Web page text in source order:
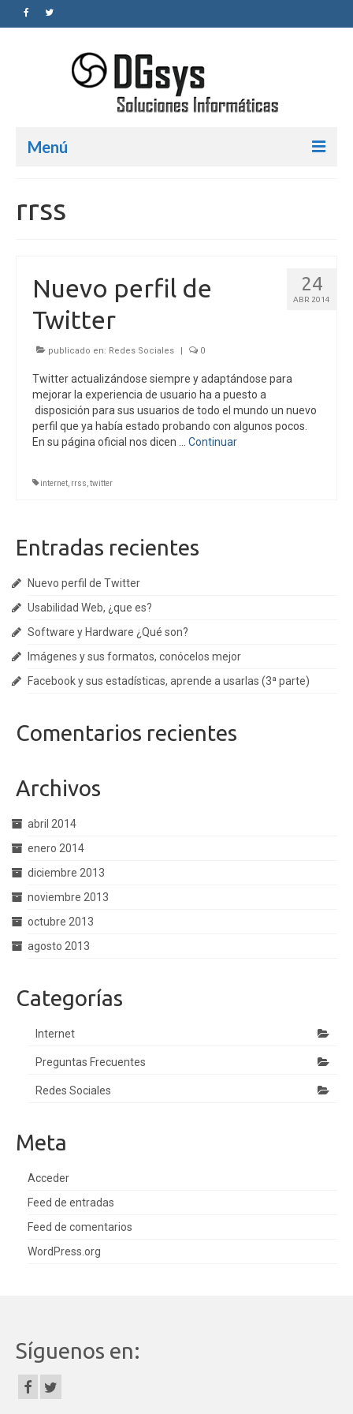
Menú
Servicios
SEO
Redes Sociales
Blog
Internet
Redes Sociales
Porfolio
Hablemos !
rrss
24
ABR 2014
Nuevo perfil de
Twitter
publicado en: Redes Sociales | 0
Twitter actualizándose siempre y adaptándose para
mejorar la experiencia de usuario ha a puesto a
disposición para sus usuarios de todo el mundo un nuevo
perfil que ya había estado probando con algunos pocos.
En su página oficial nos dicen … Continuar
internet rrss twitter
Entradas recientes
Nuevo perfil de Twitter
Usabilidad Web, ¿que es?
Software y Hardware ¿Qué son?
Imágenes y sus formatos, conócelos mejor
Facebook y sus estadísticas, aprende a usarlas (3ª parte)
Comentarios recientes
Archivos
abril 2014
enero 2014
diciembre 2013
noviembre 2013
octubre 2013
agosto 2013
Categorías
Internet
Preguntas Frecuentes
Redes Sociales
Meta
Acceder
Feed de entradas
Feed de comentarios
WordPress.org
Síguenos en: